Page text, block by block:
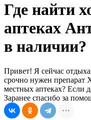
Где найти
аптеках
в наличии?
Привет! Я сейчас
срочно нужен препарат
местных аптеках? Если
Заранее спасибо за